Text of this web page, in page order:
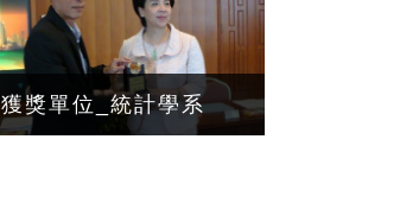
獲獎單位_統計學系